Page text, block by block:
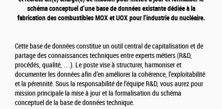
schéma conceptuel d’une base de données existante dédiée à la
fabrication des combustibles MOX et UOX pour l’industrie du nucléaire.
Cette base de données constitue un outil central de capitalisation et de
partage des connaissances techniques entre experts métiers (R&D,
procédés, qualité, …). Le poste vise à structurer, harmoniser et
documenter les données afin d’en améliorer la cohérence, l’exploitabilité
et la pérennité. Sous la responsabilité de l’équipe R&D, vous aurez pour
mission principale la mise à jour et la formalisation du schéma
conceptuel de la base de données technique.